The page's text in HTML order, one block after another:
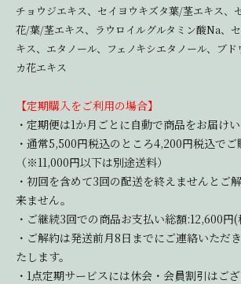
チョウジエキス、セイヨウキズタ葉/茎エキス、
花/葉/茎エキス、ラウロイルグルタミン酸Na、
キス、エタノール、フェノキシエタノール、ブ
カ花エキス
【定期購入をご利用の場合】
・定期便は1か月ごとに自動で商品をお届けい
・通常5,500円税込のところ4,200円税込でご
（※11,000円以下は別途送料）
・初回を含めて3回の配送を終えませんとご
来ません。
・ご継続3回での商品お支払い総額:12,600円
・ご解約は発送前月8日までにご連絡いただ
たします。
・1点定期サービスには休会・会員割引はござ